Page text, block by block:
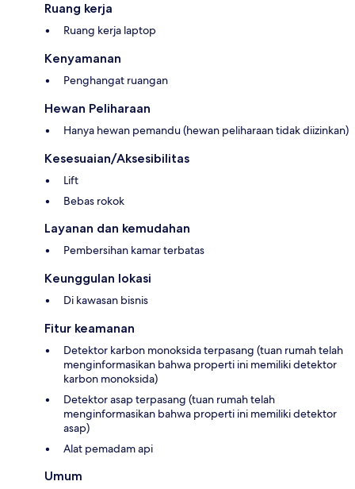
Ruang kerja
Ruang kerja laptop
Kenyamanan
Penghangat ruangan
Hewan Peliharaan
Hanya hewan pemandu (hewan peliharaan tidak diizinkan)
Kesesuaian/Aksesibilitas
Lift
Bebas rokok
Layanan dan kemudahan
Pembersihan kamar terbatas
Keunggulan lokasi
Di kawasan bisnis
Fitur keamanan
Detektor karbon monoksida terpasang (tuan rumah telah
menginformasikan bahwa properti ini memiliki detektor
karbon monoksida)
Detektor asap terpasang (tuan rumah telah
menginformasikan bahwa properti ini memiliki detektor
asap)
Alat pemadam api
Umum